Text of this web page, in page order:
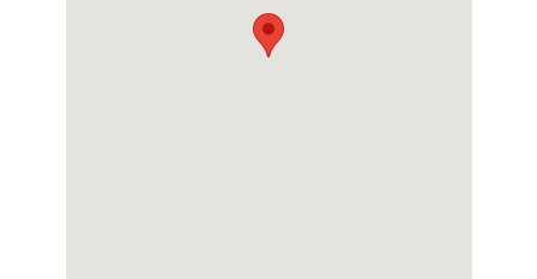
Open haard/sfeerhaard